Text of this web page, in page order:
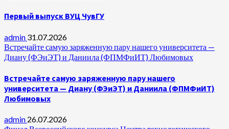
Первый выпуск ВУЦ ЧувГУ
admin 31.07.2026
Встречайте самую заряженную пару нашего университета —
Диану (ФЭиЭТ) и Даниила (ФПМФиИТ) Любимовых
Встречайте самую заряженную пару нашего
университета — Диану (ФЭиЭТ) и Даниила (ФПМФиИТ)
Любимовых
admin 26.07.2026